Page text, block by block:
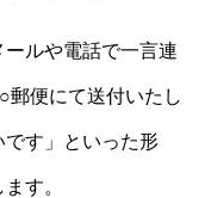
ルや電話で一言連
郵便にて送付いたし
です」といった形
す。